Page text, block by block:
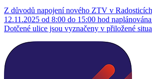
Z důvodů napojení nového ZTV v
12.11.2025 od 8:00 do 15:00 hod
Dotčené ulice jsou vyznačeny v přiložené